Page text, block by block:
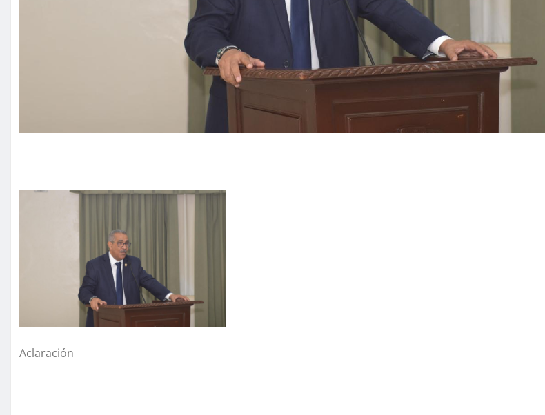
Aclaración